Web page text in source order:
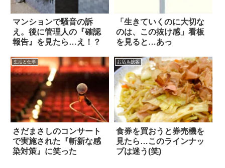
マンションで騒音の訴
え。後に管理人の『確認
報告』を見たら…え！？
「生きていくのに大切な
のは、この抜け感」看板
を見ると…あっ
生活と仕事
さだまさしのコンサート
で実施された『斬新な感
染対策』に笑った
お店＆接客
食券を買おうと券売機を
見たら…このラインナッ
プは迷う(笑)